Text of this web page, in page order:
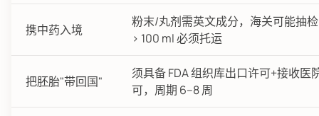
携中药入境
粉末/丸剂需英文成分，海关可能抽
> 100 ml 必须托运
把胚胎"带回国"
须具备 FDA 组织库出口许可+接收医
可，周期 6–8 周